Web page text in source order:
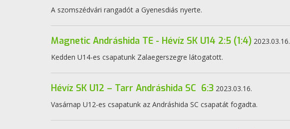
A szomszédvári rangadót a Gyenesdiás nyerte.
Magnetic Andráshida TE - Hévíz SK U14 2:5 (1:4) 2023.03.16.
Kedden U14-es csapatunk Zalaegerszegre látogatott.
Hévíz SK U12 – Tarr Andráshida SC 6:3 2023.03.16.
Vasárnap U12-es csapatunk az Andráshida SC csapatát fogadta.